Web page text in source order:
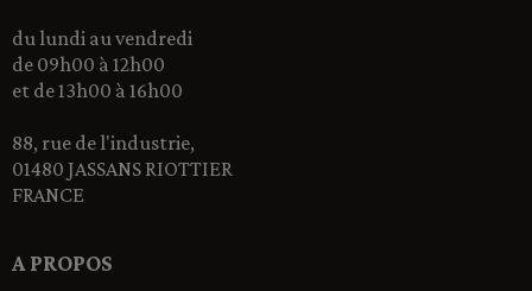
du lundi au vendredi
de 09h00 à 12h00
et de 13h00 à 16h00
88, rue de l'industrie,
01480 JASSANS RIOTTIER
FRANCE
A PROPOS